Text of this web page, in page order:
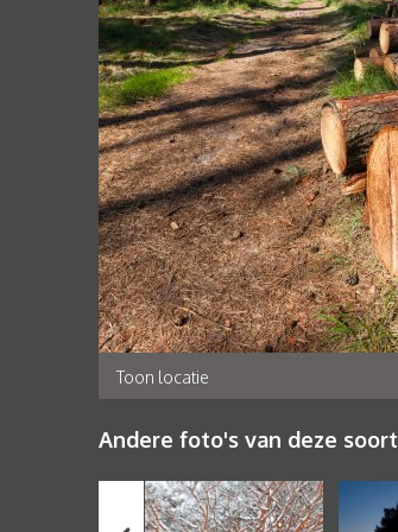
Toon locatie
Andere foto's van deze soort